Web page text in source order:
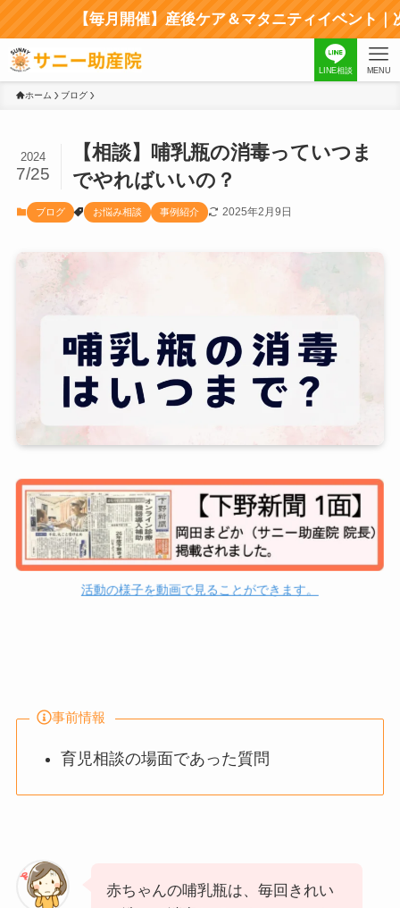
【毎月開催】産後ケア＆マタニティイベント
LINE相談 MENU
ホーム ブログ
【相談】哺乳瓶の消毒っていつま
でやればいいの？
2024
7/25
ブログ お悩み相談 事例紹介 2025年2月9日
活動の様子を動画で見ることができます。
事前情報
育児相談の場面であった質問
赤ちゃんの哺乳瓶は、毎回きれい